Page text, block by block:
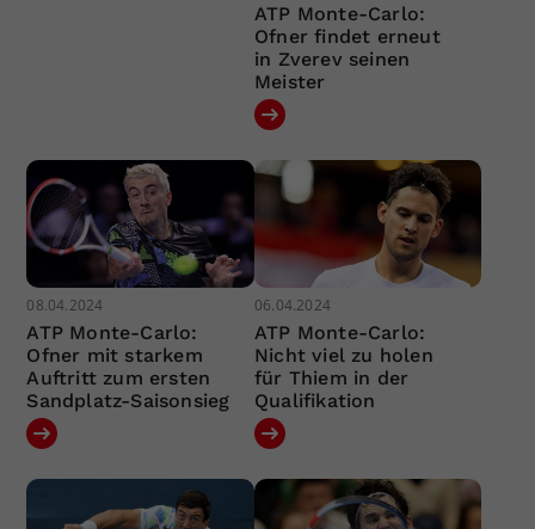
ATP Monte-Carlo:
Ofner findet erneut
in Zverev seinen
Meister
08.04.2024
ATP Monte-Carlo:
Ofner mit starkem
Auftritt zum ersten
Sandplatz-Saisonsieg
06.04.2024
ATP Monte-Carlo:
Nicht viel zu holen
für Thiem in der
Qualifikation